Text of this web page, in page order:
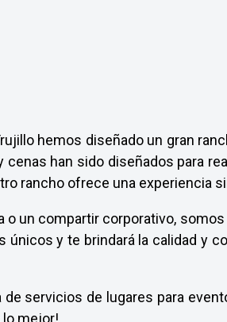
hemos diseñado un gran
han sido diseñados para
rancho ofrece una experiencia
o un compartir corporativo,
y te brindará la calidad y
servicios de lugares para
lo mejor!